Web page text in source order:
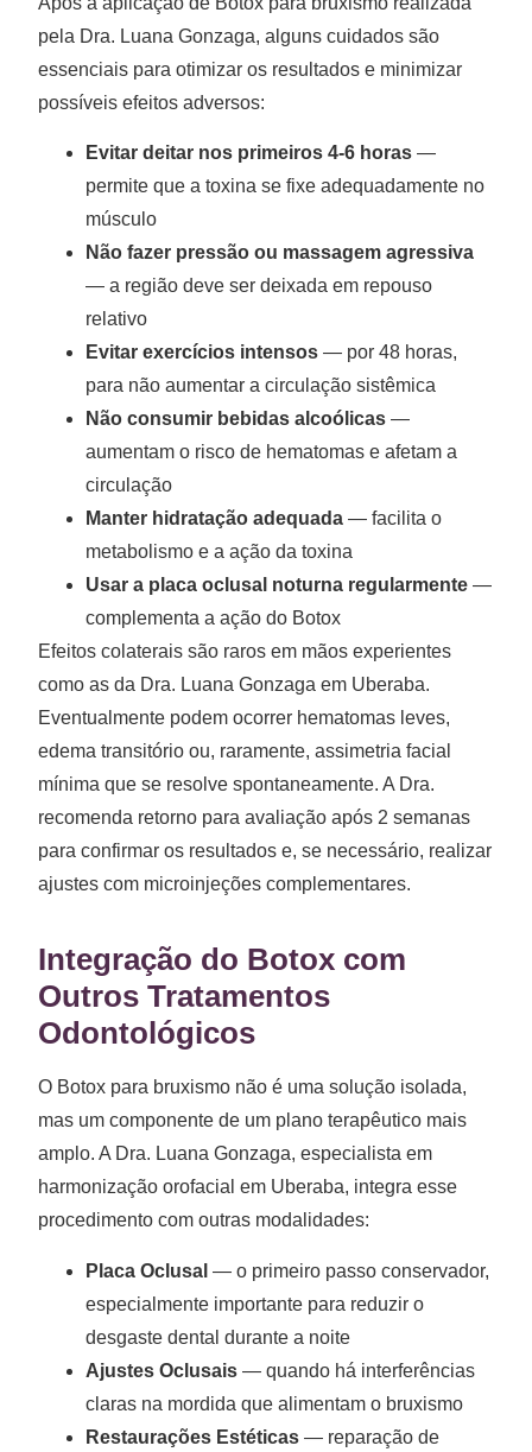
pela Dra. Luana Gonzaga, alguns cuidados são
essenciais para otimizar os resultados e minimizar
possíveis efeitos adversos:
Evitar deitar nos primeiros 4-6 horas —
permite que a toxina se fixe adequadamente no
músculo
Não fazer pressão ou massagem agressiva
— a região deve ser deixada em repouso
relativo
Evitar exercícios intensos — por 48 horas,
para não aumentar a circulação sistêmica
Não consumir bebidas alcoólicas —
aumentam o risco de hematomas e afetam a
circulação
Manter hidratação adequada — facilita o
metabolismo e a ação da toxina
Usar a placa oclusal noturna regularmente —
complementa a ação do Botox
Efeitos colaterais são raros em mãos experientes
como as da Dra. Luana Gonzaga em Uberaba.
Eventualmente podem ocorrer hematomas leves,
edema transitório ou, raramente, assimetria facial
mínima que se resolve spontaneamente. A Dra.
recomenda retorno para avaliação após 2 semanas
para confirmar os resultados e, se necessário, realizar
ajustes com microinjeções complementares.
Integração do Botox com
Outros Tratamentos
Odontológicos
O Botox para bruxismo não é uma solução isolada,
mas um componente de um plano terapêutico mais
amplo. A Dra. Luana Gonzaga, especialista em
harmonização orofacial em Uberaba, integra esse
procedimento com outras modalidades:
Placa Oclusal — o primeiro passo conservador,
especialmente importante para reduzir o
desgaste dental durante a noite
Ajustes Oclusais — quando há interferências
claras na mordida que alimentam o bruxismo
Restaurações Estéticas — reparação de